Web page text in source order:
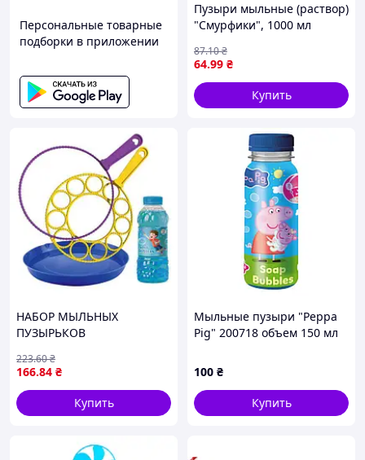
Персональные товарные
подборки в приложении
Пузыри мыльные (раствор)
"Смурфики", 1000 мл
64.99 ₴
87.10₴
Купить
НАБОР МЫЛЬНЫХ
ПУЗЫРЬКОВ
Объем 450 мл
166.84 ₴
223.60₴
Купить
Мыльные пузыри "Peppa
Pig" 200718 объем 150 мл
100 ₴
Купить